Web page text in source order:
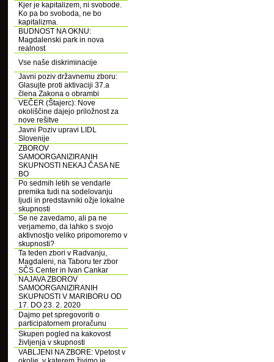
Kjer je kapitalizem, ni svobode.
Ko pa bo svoboda, ne bo
kapitalizma.
BUDNOST NA OKNU:
Magdalenski park in nova
realnost
Vse naše diskriminacije
Javni poziv državnemu zboru:
Glasujte proti aktivaciji 37.a
člena Zakona o obrambi
VEČER (Štajerc): Nove
okoliščine dajejo priložnost za
nove rešitve
Javni Poziv upravi LIDL
Slovenije
ZBOROV
SAMOORGANIZIRANIH
SKUPNOSTI NEKAJ ČASA NE
BO
Po sedmih letih se vendarle
premika tudi na sodelovanju
ljudi in predstavniki ožje lokalne
skupnosti
Se ne zavedamo, ali pa ne
verjamemo, da lahko s svojo
aktivnostjo veliko pripomoremo v
skupnosti?
Ta teden zbori v Radvanju,
Magdaleni, na Taboru ter zbor
SČS Center in Ivan Cankar
NAJAVA ZBOROV
SAMOORGANIZIRANIH
SKUPNOSTI V MARIBORU OD
17. DO 23. 2. 2020
Dajmo pet spregovoriti o
participatornem proračunu
Skupen pogled na kakovost
življenja v skupnosti
VABLJENI NA ZBORE: Vpetost v